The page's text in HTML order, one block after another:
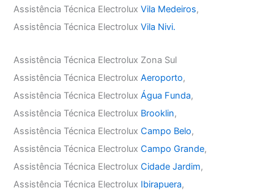
Assistência Técnica ElectroluxVila Medeiros,
Assistência Técnica ElectroluxVila Nivi.
Assistência Técnica Electrolux Zona Sul
Assistência Técnica ElectroluxAeroporto,
Assistência Técnica ElectroluxÁgua Funda,
Assistência Técnica Electrolux Brooklin,
Assistência Técnica ElectroluxCampo Belo,
Assistência Técnica ElectroluxCampo Grande,
Assistência Técnica ElectroluxCidade Jardim,
Assistência Técnica Electrolux Ibirapuera,